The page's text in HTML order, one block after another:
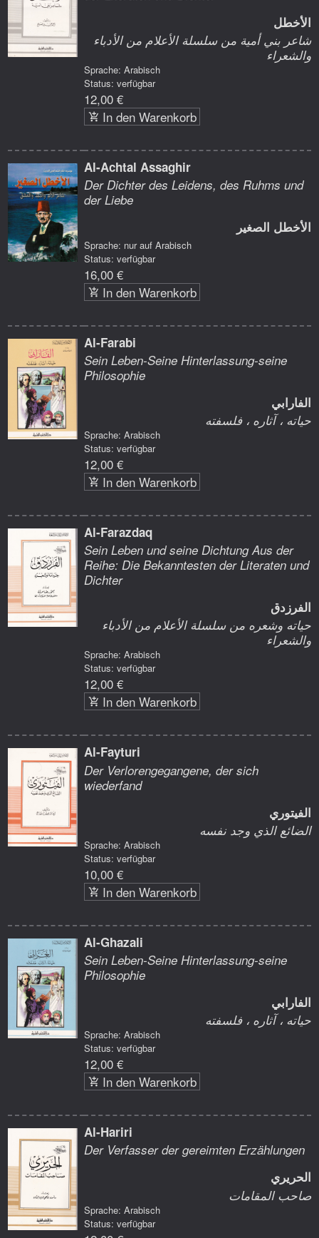
الأخطل
شاعر بني أمية من سلسلة الأعلام من الأدباء
والشعراء
Sprache: Arabisch
Status: verfügbar
12,00 €
In den Warenkorb
Al-Achtal Assaghir
Der Dichter des Leidens, des Ruhms und
der Liebe
الأخطل الصغير
Sprache: nur auf Arabisch
Status: verfügbar
16,00 €
In den Warenkorb
Al-Farabi
Sein Leben-Seine Hinterlassung-seine
Philosophie
الفارابي
حياته ، آثاره ، فلسفته
Sprache: Arabisch
Status: verfügbar
12,00 €
In den Warenkorb
Al-Farazdaq
Sein Leben und seine Dichtung Aus der
Reihe: Die Bekanntesten der Literaten und
Dichter
الفرزدق
حياته وشعره من سلسلة الأعلام من الأدباء
والشعراء
Sprache: Arabisch
Status: verfügbar
12,00 €
In den Warenkorb
Al-Fayturi
Der Verlorengegangene, der sich
wiederfand
الفيتوري
الضائع الذي وجد نفسه
Sprache: Arabisch
Status: verfügbar
10,00 €
In den Warenkorb
Al-Ghazali
Sein Leben-Seine Hinterlassung-seine
Philosophie
الفارابي
حياته ، آثاره ، فلسفته
Sprache: Arabisch
Status: verfügbar
12,00 €
In den Warenkorb
Al-Hariri
Der Verfasser der gereimten Erzählungen
الحريري
صاحب المقامات
Sprache: Arabisch
Status: verfügbar